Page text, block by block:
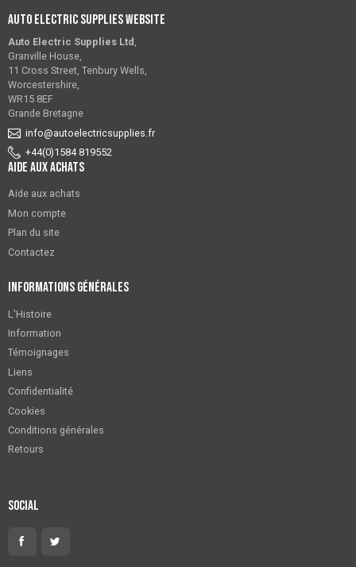
Auto Electric Supplies Website
Auto Electric Supplies Ltd ,
Granville House,
11 Cross Street, Tenbury Wells,
Worcestershire,
WR15 8EF
Grande Bretagne
info@autoelectricsupplies.fr
+44(0)1584 819552
Aide aux achats
Aide aux achats
Mon compte
Plan du site
Contactez
Informations générales
L'Histoire
Information
Témoignages
Liens
Confidentialité
Cookies
Conditions générales
Retours
Social